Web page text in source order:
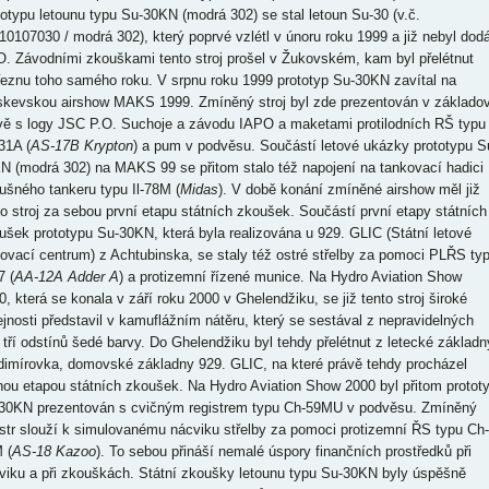
letounu typu Su-30KN (modrá 302) se stal letoun Su-30 (v.č.
/ modrá 302), který poprvé vzlétl v únoru roku 1999 a již nebyl
Závodními zkouškami tento stroj prošel v Žukovském, kam byl přelétnut
toho samého roku. V srpnu roku 1999 prototyp Su-30KN zavítal na
airshow MAKS 1999. Zmíněný stroj byl zde prezentován v
s logy JSC P.O. Suchoje a závodu IAPO a maketami protilodních RŠ typu
(AS-17B Krypton) a pum v podvěsu. Součástí letové ukázky prototypu
(modrá 302) na MAKS 99 se přitom stalo též napojení na tankovací hadici
tankeru typu Il-78M (Midas). V době konání zmíněné airshow měl již
stroj za sebou první etapu státních zkoušek. Součástí první etapy státních
prototypu Su-30KN, která byla realizována u 929. GLIC (Státní letové
centrum) z Achtubinska, se staly též ostré střelby za pomoci PLŘS
(AA-12A Adder A) a protizemní řízené munice. Na Hydro Aviation Show
která se konala v září roku 2000 v Ghelendžiku, se již tento stroj široké
představil v kamuflážním nátěru, který se sestával z nepravidelných
odstínů šedé barvy. Do Ghelendžiku byl tehdy přelétnut z letecké
domovské základny 929. GLIC, na které právě tehdy procházel
etapou státních zkoušek. Na Hydro Aviation Show 2000 byl přitom
prezentován s cvičným registrem typu Ch-59MU v podvěsu. Zmíněný
slouží k simulovanému nácviku střelby za pomoci protizemní ŘS typu Ch-
(AS-18 Kazoo). To sebou přináší nemalé úspory finančních prostředků při
a při zkouškách. Státní zkoušky letounu typu Su-30KN byly úspěšně